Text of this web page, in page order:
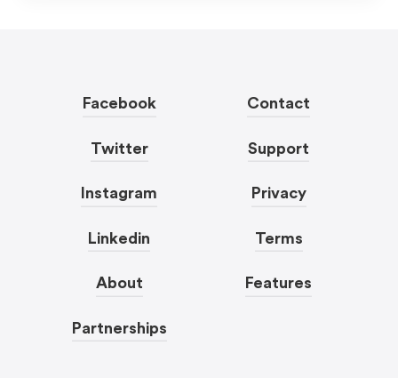
Facebook
Twitter
Instagram
Linkedin
About
Partnerships
Contact
Support
Privacy
Terms
Features